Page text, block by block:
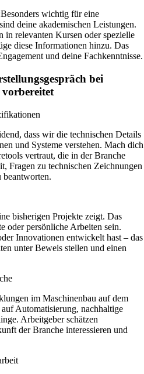
Besonders wichtig für eine
deine akademischen Leistungen.
in relevanten Kursen oder spezielle
diese Informationen hinzu. Das
und deine Fachkenntnisse.
bei
dass wir die technischen Details
und Systeme verstehen. Mach dich
vertraut, die in der Branche
Fragen zu technischen Zeichnungen
bisherigen Projekte zeigt. Das
oder persönliche Arbeiten sein.
Innovationen entwickelt hast – das
unter Beweis stellen und einen
im Maschinenbau auf dem
Automatisierung, nachhaltige
Arbeitgeber schätzen
der Branche interessieren und